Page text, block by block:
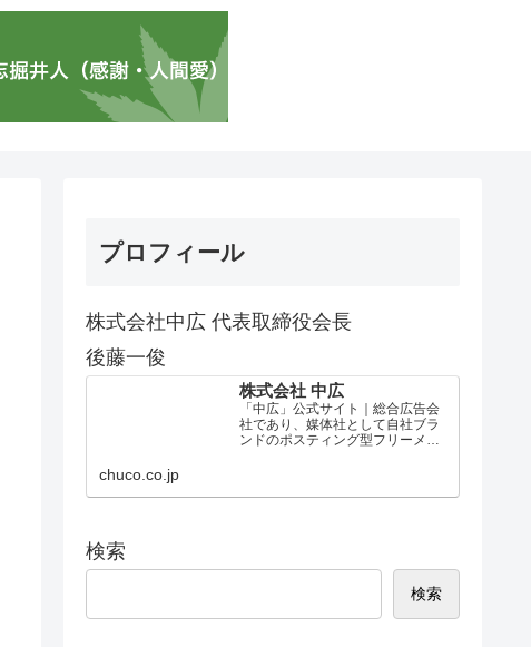
プロフィール
株式会社中広 代表取締役会長
後藤一俊
株式会社 中広
「中広」公式サイト｜総合広告会
社であり、媒体社として自社ブラ
ンドのポスティング型フリーメデ
chuco.co.jp
検索
検索